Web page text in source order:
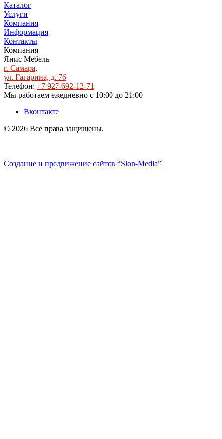
Каталог
Услуги
Компания
Информация
Контакты
Компания
Янис Мебель
г. Самара,
ул. Гагарина, д. 76
Телефон: +7 927-692-12-71
Мы работаем ежедневно с 10:00 до 21:00
Вконтакте
© 2026 Все права защищены.
Создание и продвижение сайтов “Slon-Media”